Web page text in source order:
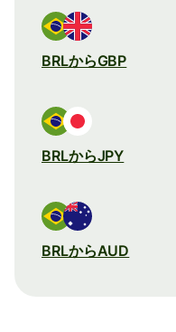
BRLからGBP
BRLからJPY
BRLからAUD